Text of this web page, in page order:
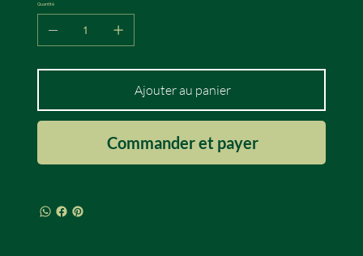
Quantité
Ajouter au panier
Commander et payer